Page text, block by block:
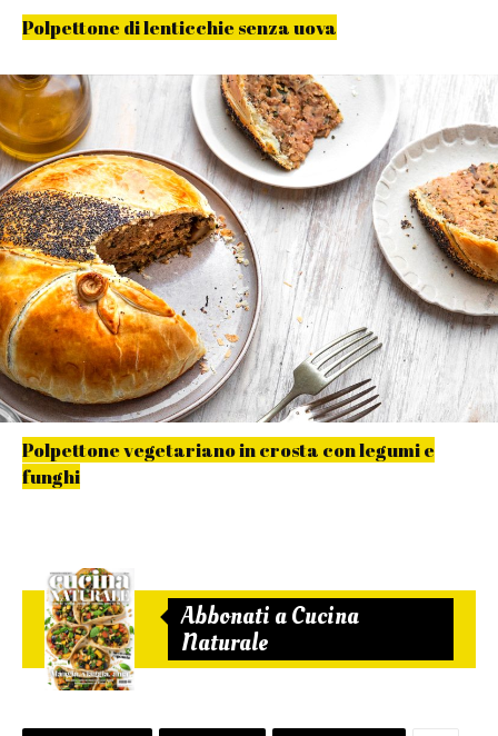
Polpettone di lenticchie senza uova
Polpettone vegetariano in crosta con legumi e
funghi
Abbonati a Cucina
Naturale